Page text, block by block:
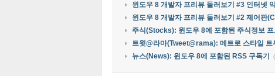
윈도우 8 개발자 프리뷰 둘러보기 #3 인터넷
윈도우 8 개발자 프리뷰 둘러보기 #2 제어판
주식(Stocks): 윈도우 8에 포함된 주식정보 프
트윗@라마(Tweet@rama): 메트로 스타일 트
뉴스(News): 윈도우 8에 포함된 RSS 구독기